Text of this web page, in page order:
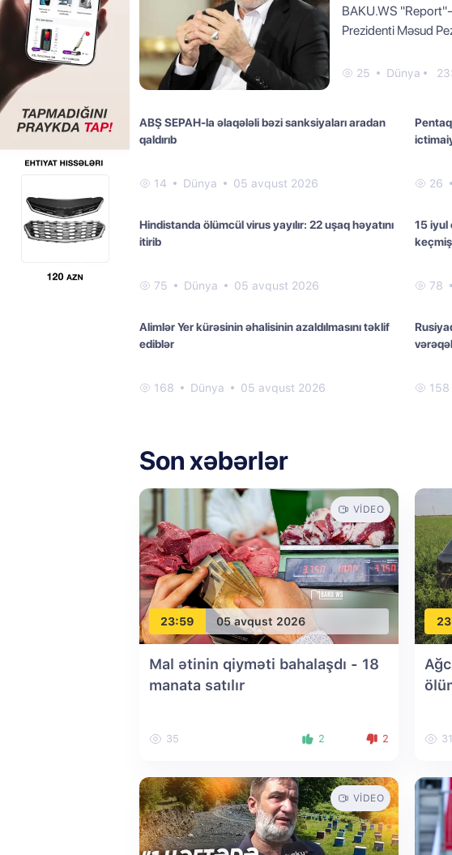
BAKU.WS
Prezidenti Məsud
25 Dünya
ABŞ SEPAH-la əlaqələli bəzi sanksiyaları aradan
qaldırıb
14 Dünya 05 avqust 2026 26
Hindistanda ölümcül virus yayılır: 22 uşaq həyatını
itirib
75 Dünya 05 avqust 2026
15 iyul
78
Alimlər Yer kürəsinin əhalisinin azaldılmasını təklif
ediblər
168 Dünya 05 avqust 2026 158
Son xəbərlər
23:59 05 avqust 2026
VIDEO
Mal ətinin qiyməti bahalaşdı - 18
manata satılır
35 2 2 31
VIDEO